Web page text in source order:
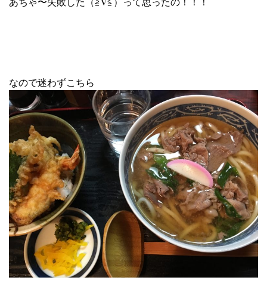
なので迷わずこちら